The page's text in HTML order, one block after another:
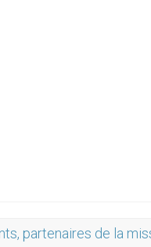
partenaires de la